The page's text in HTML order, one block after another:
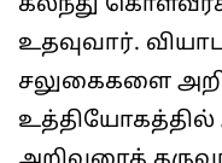
உதவுவார்.
சலுகைகளை
உத்தியோகத்தில்